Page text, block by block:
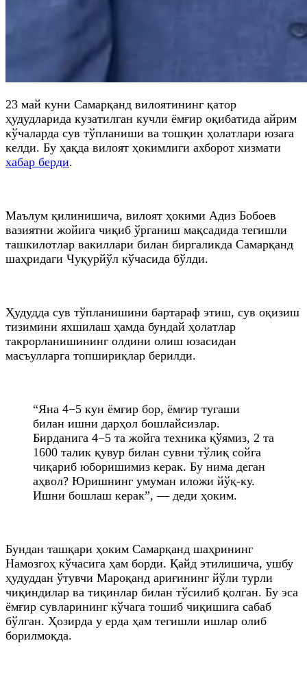
23 май куни Самарқанд вилоятининг қатор
ҳудудларида кузатилган кучли ёмғир оқибатида айрим
кўчаларда сув тўпланиши ва тошқин ҳолатлари юзага
келди. Бу ҳақда вилоят ҳокимлиги ахборот хизмати
хабар берди.
Маълум қилинишича, вилоят ҳокими Адиз Бобоев
вазиятни жойига чиқиб ўрганиш мақсадида тегишли
ташкилотлар вакиллари билан биргаликда Самарқанд
шаҳридаги Чуқурйўл кўчасида бўлди.
Ҳудудда сув тўпланишини бартараф этиш, сув оқизиш
тизимини яхшилаш ҳамда бундай ҳолатлар
такрорланишининг олдини олиш юзасидан
масъулларга топшириқлар берилди.
“Яна 4−5 кун ёмғир бор, ёмғир тугаши
билан ишни дарҳол бошлайсизлар.
Бирданига 4−5 та жойга техника қўямиз, 2 та
1600 талик қувур билан сувни тўлиқ сойга
чиқариб юборишимиз керак. Бу нима деган
аҳвол? Юришнинг умуман иложи йўқ-ку.
Ишни бошлаш керак”, — деди ҳоким.
Бундан ташқари ҳоким Самарқанд шаҳрининг
Намозгоҳ кўчасига ҳам борди. Қайд этилишича, ушбу
ҳудуддан ўтувчи Мароқанд ариғининг йўли турли
чиқиндилар ва тиқинлар билан тўсилиб қолган. Бу эса
ёмғир сувларининг кўчага тошиб чиқишига сабаб
бўлган. Ҳозирда у ерда ҳам тегишли ишлар олиб
борилмоқда.